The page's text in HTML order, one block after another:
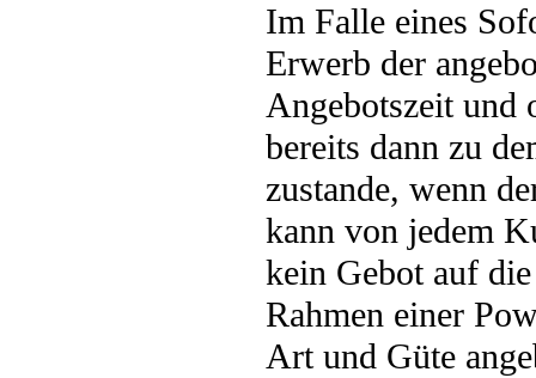
Im Falle eines
Erwerb der
Angebotszeit und
bereits dann zu
zustande, wenn
kann von jedem
kein Gebot auf
Rahmen einer
Art und Güte